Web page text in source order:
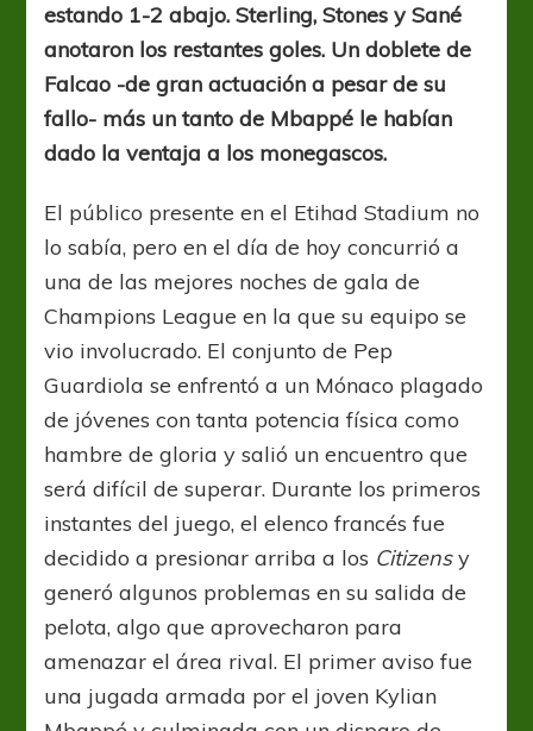
estando 1-2 abajo. Sterling, Stones y Sané
anotaron los restantes goles. Un doblete de
Falcao -de gran actuación a pesar de su
fallo- más un tanto de Mbappé le habían
dado la ventaja a los monegascos.
El público presente en el Etihad Stadium no
lo sabía, pero en el día de hoy concurrió a
una de las mejores noches de gala de
Champions League en la que su equipo se
vio involucrado. El conjunto de Pep
Guardiola se enfrentó a un Mónaco plagado
de jóvenes con tanta potencia física como
hambre de gloria y salió un encuentro que
será difícil de superar. Durante los primeros
instantes del juego, el elenco francés fue
decidido a presionar arriba a los Citizensy
generó algunos problemas en su salida de
pelota, algo que aprovecharon para
amenazar el área rival. El primer aviso fue
una jugada armada por el joven Kylian